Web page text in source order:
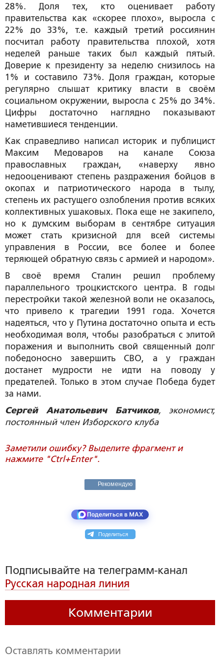
28%. Доля тех, кто оценивает работу
правительства как «скорее плохо», выросла с
22% до 33%, т.е. каждый третий россиянин
посчитал работу правительства плохой, хотя
неделей раньше таких был каждый пятый.
Доверие к президенту за неделю снизилось на
1% и составило 73%. Доля граждан, которые
регулярно слышат критику власти в своём
социальном окружении, выросла с 25% до 34%.
Цифры достаточно наглядно показывают
наметившиеся тенденции.
Как справедливо написал историк и публицист
Максим Медоваров на канале Союза
православных граждан, «наверху явно
недооценивают степень раздражения бойцов в
окопах и патриотического народа в тылу,
степень их растущего озлобления против всяких
коллективных ушаковых. Пока еще не закипело,
но к думским выборам в сентябре ситуация
может стать кризисной для всей системы
управления в России, все более и более
теряющей обратную связь с армией и народом».
В своё время Сталин решил проблему
параллельного троцкистского центра. В годы
перестройки такой железной воли не оказалось,
что привело к трагедии 1991 года. Хочется
надеяться, что у Путина достаточно опыта и есть
необходимая воля, чтобы разобраться с элитой
поражения и выполнить свой священный долг
победоносно завершить СВО, а у граждан
достанет мудрости не идти на поводу у
предателей. Только в этом случае Победа будет
за нами.
Сергей Анатольевич Батчиков, экономист,
постоянный член Изборского клуба
Заметили ошибку? Выделите фрагмент и
нажмите "Ctrl+Enter".
Рекомендую
Поделиться в MAX
Поделиться
Подписывайте на телеграмм-канал
Русская народная линия
Комментарии
Оставлять комментарии